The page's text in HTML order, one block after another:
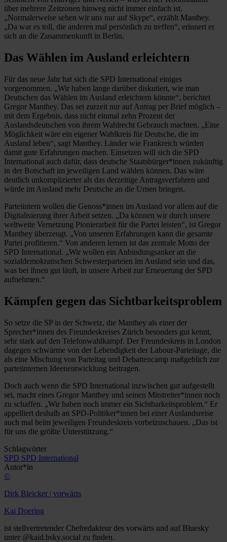
über mehrere Zeitzonen hinweg nicht immer einfach ist.
„Normalerweise sehen wir uns nur auf Skype“, erzählt Manthey.
„Da war es toll, die anderen mal persönlich zu treffen“, erinnert er
sich an die Zusammenkunft in Berlin.
Das Wählen im Ausland erleichtern
Für das neue Jahr hat sich die SPD International einiges
vorgenommen. „Wir haben lange darüber diskutiert, wie man
Deutschen das Wählen im Ausland erleichtern könnte“, berichtet
Gregor Manthey. Das sei zurzeit nur auf Antrag per Brief möglich –
mit dem Ergebnis, dass nicht einmal zehn Prozent der
Auslandsdeutschen von ihrem Wahlrecht Gebrauch machten. „Eine
Möglichkeit wäre ein eigener Wahlkreis für Deutsche, die im
Ausland leben“, sagt Manthey. Länder wie Frankreich würden
damit gute Erfahrungen machen. Einsetzen will sich die SPD
International auch dafür, dass deutsche Staatsbürger*innen zukünftig
in der Botschaft im jeweiligen Land wählen können. Das wäre
deutlich unkomplizierter als das derzeitige Antragsverfahren und
würde im Ausland mehr Deutsche an die Urnen bringen.
Parteiintern wollen die Genoss*innen im Ausland vor allem auf die
Digitalisierung ihrer Arbeit setzen. „Da können wir durch unsere
weltweite Vernetzung Pionierarbeit für die Partei leisten“, ist Gregor
Manthey überzeugt. „Von unseren Erfahrungen kann die gesamte
Partei profitieren.“ Von anderen lernen ist das zentrale Motto der
SPD International. „Wir wollen ein Anbindungsanker an die
sozialdemokratischen Schwesterparteien im Ausland sein und das,
was bei ihnen gut läuft, in unsere Arbeit zur Erneuerung der SPD
aufnehmen.“
Kämpfen gegen das Sichtbarkeitsproblem
So setze die SP in der Schweiz, die Manthey als einer der
Sprecher*innen des Freundeskreises Zürich besonders gut kennt,
sehr stark auf den Telefonwahlkampf. Der Freundeskreis in London
dagegen schwärme von der Lebendigkeit der Labour-Parteitage, die
als eine Mischung von Parteitag und Debattencamp maßgeblich zur
parteiinternen Ideenentwicklung beitragen.
Doch auch wenn die SPD International inzwischen gut aufgestellt
sei, macht eines Gregor Manthey und seinen Mitstreiter*innen noch
zu schaffen. „Wir haben noch immer ein Sichtbarkeitsproblem.“ Er
appelliert deshalb an SPD-Politiker*innen bei einer Auslandsreise
auch mal beim jeweiligen Freundeskreis vorbeizuschauen. „Das ist
für uns die größte Unterstützung.“
Schlagwörter
SPD SPD International
Autor*in
©
Dirk Bleicker | vorwärts
Kai Doering
ist stellvertretender Chefredakteur des vorwärts und auf Bluesky
unter @kaid.bsky.social zu finden.